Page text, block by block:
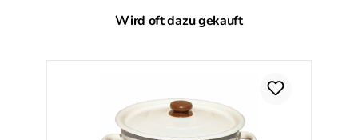
Produktgalerie überspringen
Wird oft dazu gekauft